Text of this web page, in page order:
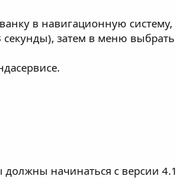
в навигационную
секунды), затем в меню выбрать
начинаться с версии